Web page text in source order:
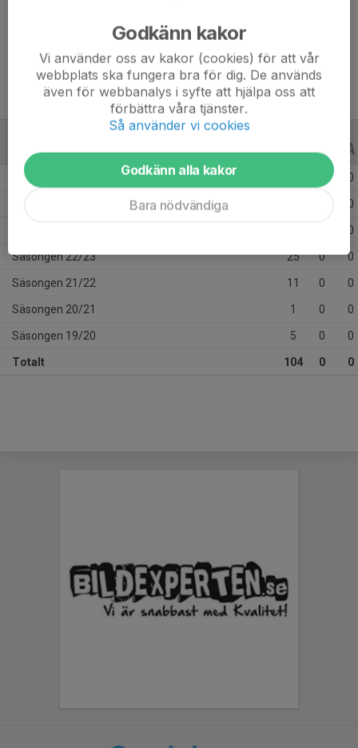
16 år
ALLA SERIER ALLA ÅR
Säsongen 25/26 0
0
0
Säsongen 22/23 25 0 0
Säsongen 21/22 11 0 0
Säsongen 20/21 1 0 0
Säsongen 19/20 5 0 0
Totalt 104 0 0
Godkänn kakor
Vi använder oss av kakor (cookies) för att vår
webbplats ska fungera bra för dig. De används
även för webbanalys i syfte att hjälpa oss att
förbättra våra tjänster.
Så använder vi cookies
Godkänn alla kakor
Bara nödvändiga